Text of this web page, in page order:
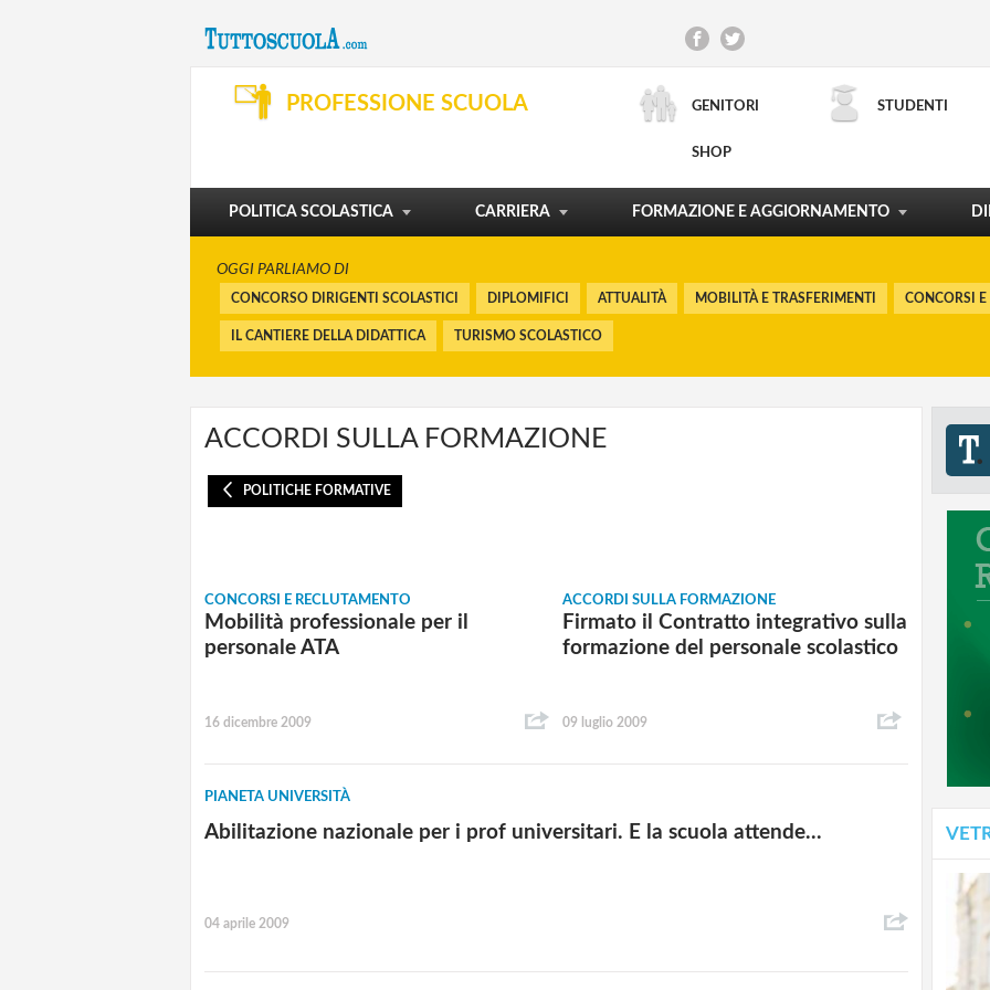
PROFESSIONE SCUOLA GENITORI STUDENTI
SHOP
POLITICA SCOLASTICA MOSTRA TUTTO
CARRIERA
SVILUPPO PROFESSIONALE CONCORSI E RECLUTAMENTO CONTRATTO DI LAVORO
MOSTRA TUTTO
FORMAZIONE E AGGIORNAMENTO
MOSTRA TUTTO
ORGANIZZAZIONE E SERVIZI INCARICHI DI DOCENZA SCUOLA E TERRITORIO
MOSTRA TUTTO
RICERCA AVANZATA
OGGI PARLIAMO DI
CONCORSO DIRIGENTI SCOLASTICI DIPLOMIFICI ATTUALITÀ MOBILITÀ E TRASFERIMENTI CONCORSI E
IL CANTIERE DELLA DIDATTICA TURISMO SCOLASTICO
ACCORDI SULLA FORMAZIONE
POLITICHE FORMATIVE
CONCORSI E RECLUTAMENTO
Mobilità professionale per il
personale ATA
16 dicembre 2009
ACCORDI SULLA FORMAZIONE
Firmato il Contratto integrativo sulla
formazione del personale scolastico
09 luglio 2009
PIANETA UNIVERSITÀ
Abilitazione nazionale per i prof universitari. E la scuola attende...
04 aprile 2009